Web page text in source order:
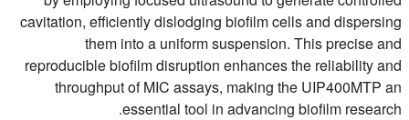
cavitation, efficiently dislodging biofilm cells and dispersing
them into a uniform suspension. This precise and
reproducible biofilm disruption enhances the reliability and
throughput of MIC assays, making the UIP400MTP an
essential tool in advancing biofilm research.